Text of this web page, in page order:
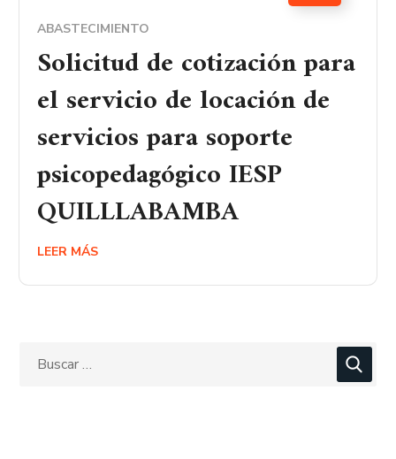
ABASTECIMIENTO
Solicitud de cotización para
el servicio de locación de
servicios para soporte
psicopedagógico IESP
QUILLLABAMBA
LEER MÁS